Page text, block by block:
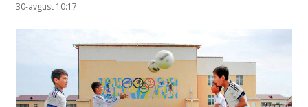
30-avgust 10:17